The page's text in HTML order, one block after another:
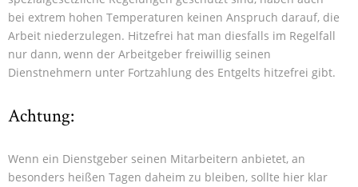
bei extrem hohen Temperaturen keinen Anspruch darauf, die
Arbeit niederzulegen. Hitzefrei hat man diesfalls im Regelfall
nur dann, wenn der Arbeitgeber freiwillig seinen
Dienstnehmern unter Fortzahlung des Entgelts hitzefrei gibt.
Achtung:
Wenn ein Dienstgeber seinen Mitarbeitern anbietet, an
besonders heißen Tagen daheim zu bleiben, sollte hier klar